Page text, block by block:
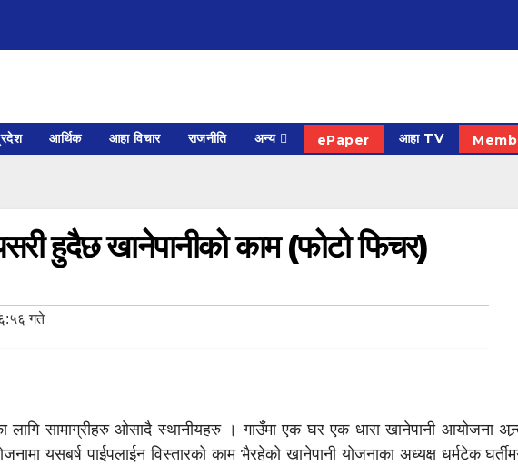
आर्थिक आहा विचार राजनीति अन्य ePaper आहा TV
हुदैछ खानेपानीको काम (फोटो फिचर)
गते
लागि सामाग्रीहरु ओसादै स्थानीयहरु । गाउँमा एक घर एक धारा खानेपानी आयोजना
यसबर्ष पाईपलाईन विस्तारको काम भैरहेको खानेपानी योजनाका अध्यक्ष धर्मटेक